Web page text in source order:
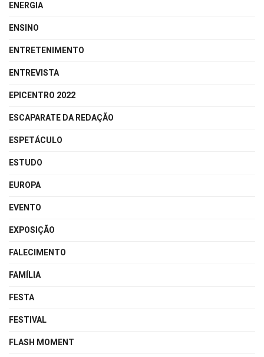
ENERGIA
ENSINO
ENTRETENIMENTO
ENTREVISTA
EPICENTRO 2022
ESCAPARATE DA REDAÇÃO
ESPETÁCULO
ESTUDO
EUROPA
EVENTO
EXPOSIÇÃO
FALECIMENTO
FAMÍLIA
FESTA
FESTIVAL
FLASH MOMENT